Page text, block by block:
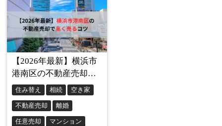
住みながら売却するメリットの2つ目が、家の売却資金を新
居の購入費用に充てることができるという点です。
これが出来るということが意味することは、その売却で得
た資金を新居の購入に充てたり、引っ越し費用に充てたり
することができるため、資金計画が立てやすくなる、即ち